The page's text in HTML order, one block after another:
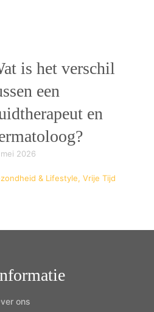
is het verschil
een
en
mei 2026
& Lifestyle, Vrije Tijd
ons